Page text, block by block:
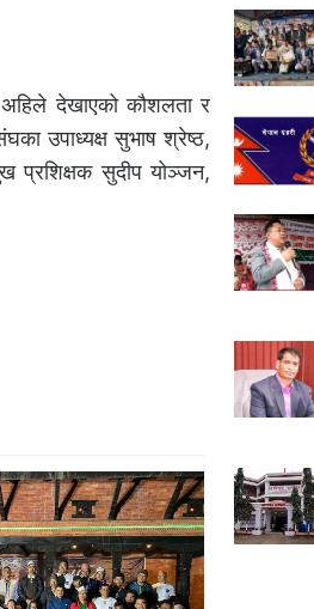
देखाएको कौशलता र
उपाध्यक्ष सुभाष श्रेष्ठ,
प्रशिक्षक सुदीप योञ्जन,